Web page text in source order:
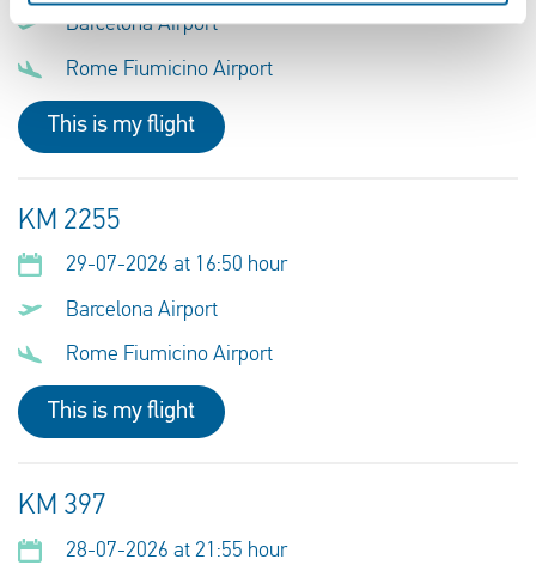
Barcelona Airport
Rome Fiumicino Airport
This is my flight
KM 2255
29-07-2026 at 16:50 hour
Barcelona Airport
Rome Fiumicino Airport
This is my flight
KM 397
28-07-2026 at 21:55 hour